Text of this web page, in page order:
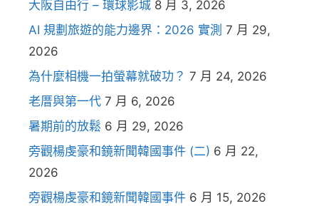
大阪自由行 – 環球影城 8 月 3, 2026
AI 規劃旅遊的能力邊界：2026 實測 7 月 29,
2026
為什麼相機一拍螢幕就破功？ 7 月 24, 2026
老厝與第一代 7 月 6, 2026
暑期前的放鬆 6 月 29, 2026
旁觀楊虔豪和鏡新聞韓國事件 (二) 6 月 22,
2026
旁觀楊虔豪和鏡新聞韓國事件 6 月 15, 2026